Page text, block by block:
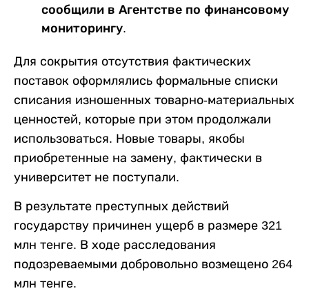
сообщили в Агентстве по финансовому
мониторингу.
Для сокрытия отсутствия фактических
поставок оформлялись формальные списки
списания изношенных товарно-материальных
ценностей, которые при этом продолжали
использоваться. Новые товары, якобы
приобретенные на замену, фактически в
университет не поступали.
В результате преступных действий
государству причинен ущерб в размере 321
млн тенге. В ходе расследования
подозреваемыми добровольно возмещено 264
млн тенге.